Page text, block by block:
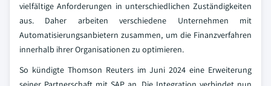
vielfältige Anforderungen in unterschiedlichen Zuständigkeiten
aus. Daher arbeiten verschiedene Unternehmen mit
Automatisierungsanbietern zusammen, um die Finanzverfahren
innerhalb ihrer Organisationen zu optimieren.
So kündigte Thomson Reuters im Juni 2024 eine Erweiterung